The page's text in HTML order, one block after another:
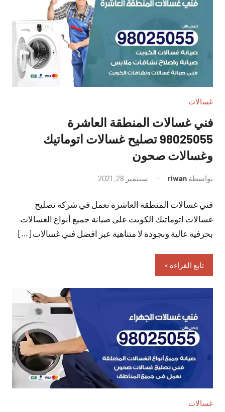
غسالات
فني غسالات المنطقة العاشرة
98025055 تصليح غسالات اتوماتيك
وغسالات صحون
بواسطة riwan سبتمبر 28, 2021
تعليقات
فني غسالات المنطقة العاشرة نعمل في شركة تصليح
غسالات اتوماتيك الكويت على صيانة جميع أنواع الغسالات
بحرفية عالية وبجودة لا متناهية عبر افضل فني غسالات […]
تابع القراءة
غسالات